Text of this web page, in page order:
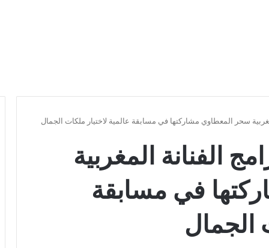
سحر المعطاوي مشاركتها في مسابقة عالمية لاختيار ملكات الجمال
الفنانة المغربية
في مسابقة
الجمال